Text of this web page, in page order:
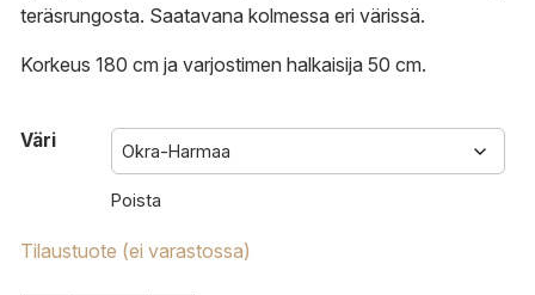
teräsrungosta. Saatavana kolmessa eri värissä.
Korkeus 180 cm ja varjostimen halkaisija 50 cm.
Väri
Poista
Tilaustuote (ei varastossa)